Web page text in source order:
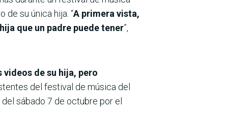
su única hija. “A primera vista,
que un padre puede tener”,
de su hija, pero
del festival de música del
sábado 7 de octubre por el